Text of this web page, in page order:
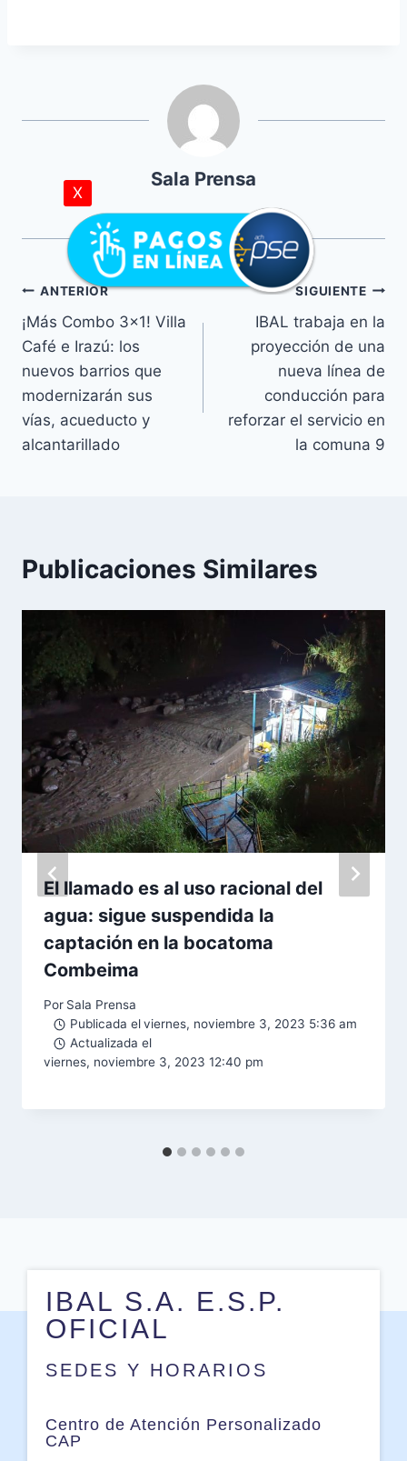
Sala Prensa
ANTERIOR
¡Más Combo 3×1! Villa
Café e Irazú: los
nuevos barrios que
modernizarán sus
vías, acueducto y
alcantarillado
SIGUIENTE
IBAL trabaja en la
proyección de una
nueva línea de
conducción para
reforzar el servicio en
la comuna 9
Publicaciones Similares
El llamado es al uso racional del
agua: sigue suspendida la
captación en la bocatoma
Combeima
Por Sala Prensa
Publicada el viernes, noviembre 3, 2023 5:36 am
Actualizada el
viernes, noviembre 3, 2023 12:40 pm
IBAL S.A. E.S.P.
OFICIAL
SEDES Y HORARIOS
Centro de Atención Personalizado
CAP
X